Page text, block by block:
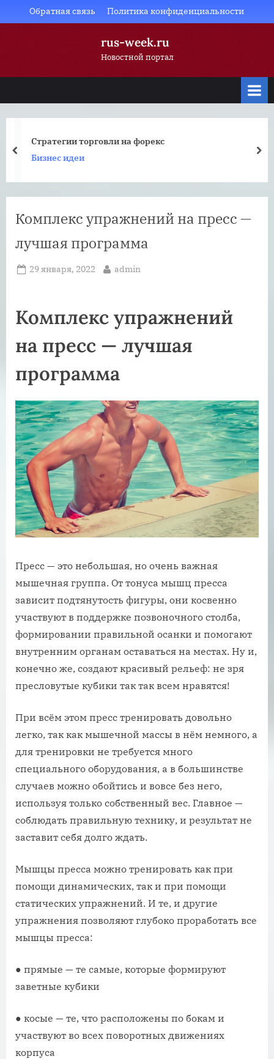
to
Обратная связь Политика конфиденциальности
rus-week.ru
Новостной портал
Стратегии торговли на форекс
Бизнес идеи
prev
Комплекс упражнений на пресс —
лучшая программа
Posted
29 января, 2022 By
admin
Комплекс упражнений
на пресс — лучшая
программа
Пресс — это небольшая, но очень важная
мышечная группа. От тонуса мышц пресса
зависит подтянутость фигуры, они косвенно
участвуют в поддержке позвоночного столба,
формировании правильной осанки и помогают
внутренним органам оставаться на местах. Ну и,
конечно же, создают красивый рельеф: не зря
пресловутые кубики так так всем нравятся!
При всём этом пресс тренировать довольно
легко, так как мышечной массы в нём немного, а
для тренировки не требуется много
специального оборудования, а в большинстве
случаев можно обойтись и вовсе без него,
используя только собственный вес. Главное —
соблюдать правильную технику, и результат не
заставит себя долго ждать.
Мышцы пресса можно тренировать как при
помощи динамических, так и при помощи
статических упражнений. И те, и другие
упражнения позволяют глубоко проработать все
мышцы пресса:
● прямые — те самые, которые формируют
заветные кубики
● косые — те, что расположены по бокам и
участвуют во всех поворотных движениях
корпуса